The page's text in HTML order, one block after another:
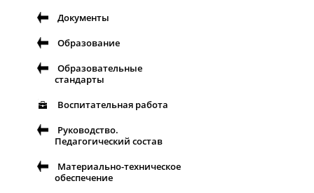
Документы
Образование
Образовательные
стандарты
Воспитательная работа
Руководство.
Педагогический состав
Материально-техническое
обеспечение